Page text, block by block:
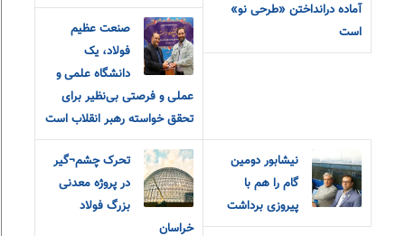
آماده درانداختن «طرحی نو»
است
صنعت عظیم
فولاد، یک
دانشگاه علمی و
عملی و فرصتی بی‌نظیر برای
تحقق خواسته رهبر انقلاب است
نیشابور دومین
گام را هم با
پیروزی برداشت
تحرک چشم¬گیر
در پروژه معدنی
بزرگ فولاد
خراسان